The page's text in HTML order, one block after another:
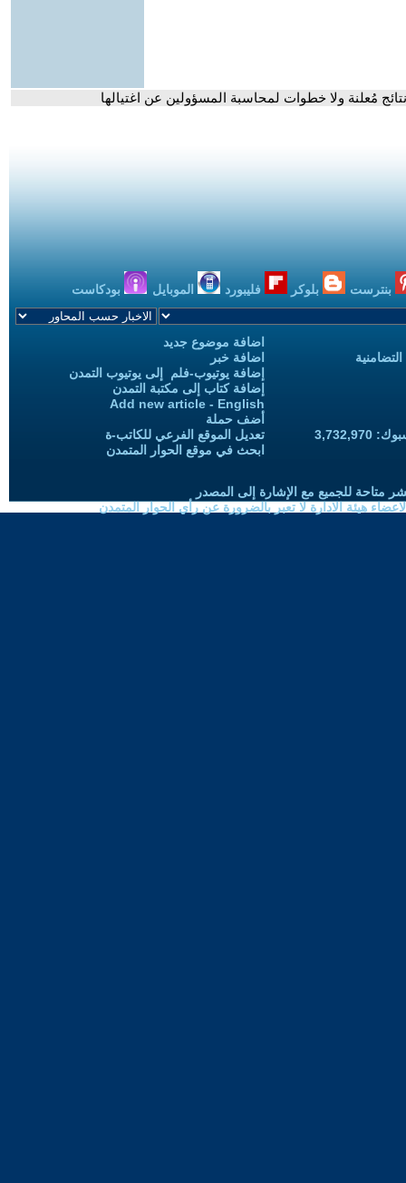
مُعلنة ولا خطوات لمحاسبة المسؤولين عن اغتيالها
بنترست بلوكر فليبورد الموبايل بودكاست
اضافة موضوع جديد
اضافة خبر
إضافة يوتيوب-فلم إلى يوتيوب التمدن
إضافة كتاب إلى مكتبة التمدن
Add new article - English
أضف حملة
تعديل الموقع الفرعي للكاتب-ة
ابحث في موقع الحوار المتمدن
متاحة للجميع مع الإشارة إلى المصدر
هيئة الادارة لا تعبر بالضرورة عن رأي الحوار المتمدن